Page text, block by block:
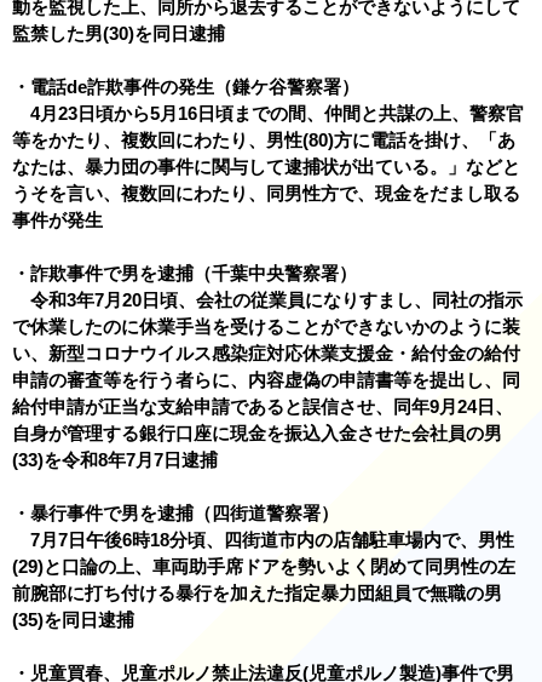
動を監視した上、同所から退去することができないようにして
監禁した男(30)を同日逮捕
・電話de詐欺事件の発生（鎌ケ谷警察署）
4月23日頃から5月16日頃までの間、仲間と共謀の上、警察官
等をかたり、複数回にわたり、男性(80)方に電話を掛け、「あ
なたは、暴力団の事件に関与して逮捕状が出ている。」などと
うそを言い、複数回にわたり、同男性方で、現金をだまし取る
事件が発生
・詐欺事件で男を逮捕（千葉中央警察署）
令和3年7月20日頃、会社の従業員になりすまし、同社の指示
で休業したのに休業手当を受けることができないかのように装
い、新型コロナウイルス感染症対応休業支援金・給付金の給付
申請の審査等を行う者らに、内容虚偽の申請書等を提出し、同
給付申請が正当な支給申請であると誤信させ、同年9月24日、
自身が管理する銀行口座に現金を振込入金させた会社員の男
(33)を令和8年7月7日逮捕
・暴行事件で男を逮捕（四街道警察署）
7月7日午後6時18分頃、四街道市内の店舗駐車場内で、男性
(29)と口論の上、車両助手席ドアを勢いよく閉めて同男性の左
前腕部に打ち付ける暴行を加えた指定暴力団組員で無職の男
(35)を同日逮捕
・児童買春、児童ポルノ禁止法違反(児童ポルノ製造)事件で男